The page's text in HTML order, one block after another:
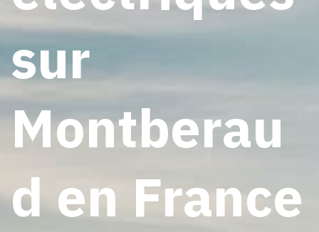
sur
Montberau
d en France